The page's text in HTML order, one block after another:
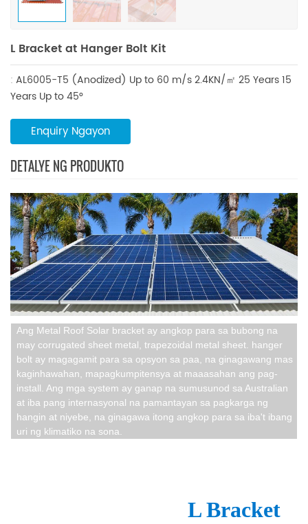
L Bracket at Hanger Bolt Kit
: AL6005-T5 (Anodized) Up to 60 m/s2.4KN/㎡ 25 Years15
Years Up to 45°
Enquiry Ngayon
DETALYE NG PRODUKTO
Ang Metal Roof Solar bracket ay angkop para sa bubong na
may corrugated sheet metal, trapezoidal metal sheet. hanger
bolt ay magagamit para sa opsyon sa paa, na ginagawang mas
kaginhawahan, mapagkumpitensya at maaasahan ang pag-
install. Ang mga system ay ganap na sumusunod sa Australian
at iba pang internasyonal na pamantayan sa pagkarga ng
hangin at niyebe, na ginagawa itong angkop para sa iba't ibang
uri ng klimatiko na sona.
L Bracket